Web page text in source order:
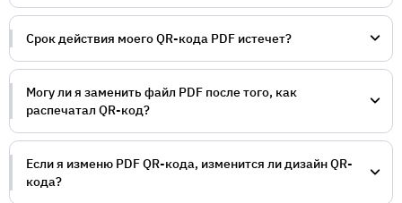
Срок действия моего QR-кода PDF истечет?
Могу ли я заменить файл PDF после того, как
распечатал QR-код?
Если я изменю PDF QR-кода, изменится ли дизайн QR-
кода?